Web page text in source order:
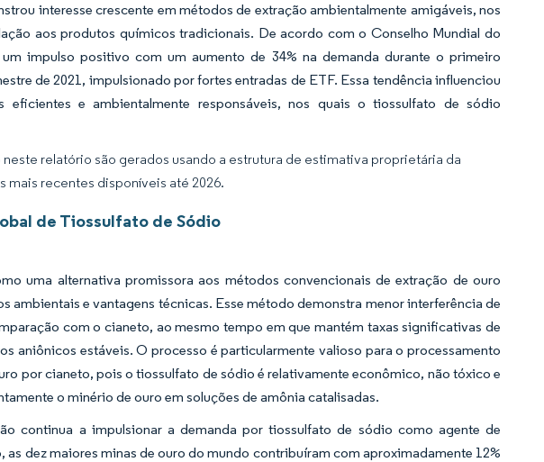
interesse crescente em métodos de extração ambientalmente amigáveis, nos
aos produtos químicos tradicionais. De acordo com o Conselho Mundial do
impulso positivo com um aumento de 34% na demanda durante o primeiro
de 2021, impulsionado por fortes entradas de ETF. Essa tendência influenciou
e ambientalmente responsáveis, nos quais o tiossulfato de sódio
relatório são gerados usando a estrutura de estimativa proprietária da
mais recentes disponíveis até 2026.
de Tiossulfato de Sódio
uma alternativa promissora aos métodos convencionais de extração de ouro
ambientais e vantagens técnicas. Esse método demonstra menor interferência de
com o cianeto, ao mesmo tempo em que mantém taxas significativas de
aniônicos estáveis. O processo é particularmente valioso para o processamento
por cianeto, pois o tiossulfato de sódio é relativamente econômico, não tóxico e
o minério de ouro em soluções de amônia catalisadas.
continua a impulsionar a demanda por tiossulfato de sódio como agente de
dez maiores minas de ouro do mundo contribuíram com aproximadamente 12%